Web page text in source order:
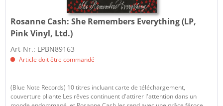
Rosanne Cash:She Remembers Everything (LP,
Pink Vinyl, Ltd.)
Art-Nr.: LPBN89163
Article doit être commandé
(Blue Note Records) 10 titres incluant carte de téléchargement,
couverture pliante Les rêves continuent d'attirer l'attention dans un